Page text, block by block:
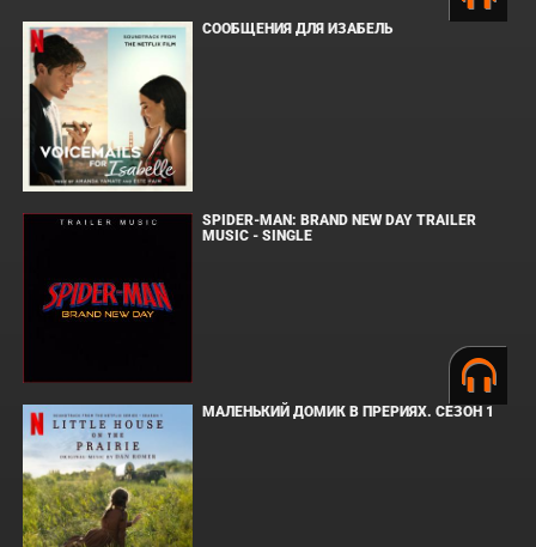
СООБЩЕНИЯ ДЛЯ ИЗАБЕЛЬ
SPIDER-MAN: BRAND NEW DAY TRAILER
MUSIC - SINGLE
МАЛЕНЬКИЙ ДОМИК В ПРЕРИЯХ. СЕЗОН 1